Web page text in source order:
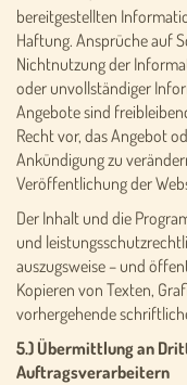
bereitgestellten
Haftung. Ansprüche auf
Nichtnutzung der
oder unvollständiger
Angebote sind
Recht vor, das Angebot
Ankündigung zu
Veröffentlichung der
Der Inhalt und die
und
auszugsweise – und
Kopieren von Texten,
vorhergehende
5.) Übermittlung an
Auftragsverarbeitern